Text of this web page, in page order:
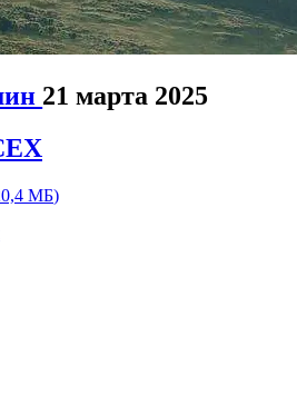
21 марта 2025
МБ)